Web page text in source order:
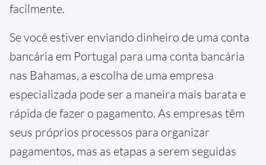
facilmente.
Se você estiver enviando dinheiro de uma conta
bancária em Portugal para uma conta bancária
nas Bahamas, a escolha de uma empresa
especializada pode ser a maneira mais barata e
rápida de fazer o pagamento. As empresas têm
seus próprios processos para organizar
pagamentos, mas as etapas a serem seguidas